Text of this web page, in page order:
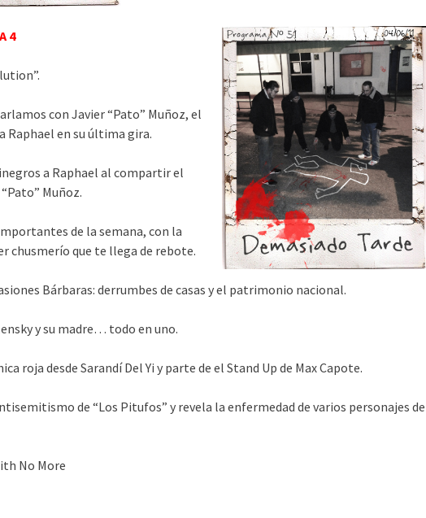
4
con Javier “Pato” Muñoz, el
Raphael en su última gira.
a Raphael al compartir el
Muñoz.
de la semana, con la
chusmerío que te llega de rebote.
Bárbaras: derrumbes de casas y el patrimonio nacional.
y su madre… todo en uno.
roja desde Sarandí Del Yi y parte de el Stand Up de Max Capote.
de “Los Pitufos” y revela la enfermedad de varios personajes de
No More